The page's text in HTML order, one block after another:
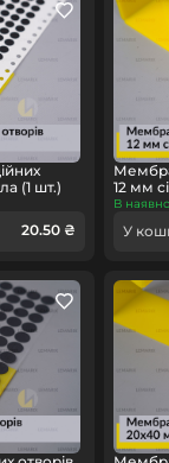
(1 шт.)
20.50 ₴
12 мм
В
У